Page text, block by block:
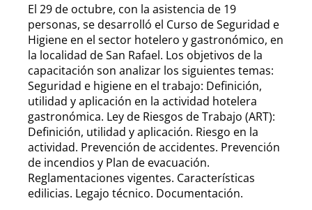
El 29 de octubre, con la asistencia de 19
personas, se desarrolló el Curso de Seguridad e
Higiene en el sector hotelero y gastronómico, en
la localidad de San Rafael. Los objetivos de la
capacitación son analizar los siguientes temas:
Seguridad e higiene en el trabajo: Definición,
utilidad y aplicación en la actividad hotelera
gastronómica. Ley de Riesgos de Trabajo (ART):
Definición, utilidad y aplicación. Riesgo en la
actividad. Prevención de accidentes. Prevención
de incendios y Plan de evacuación.
Reglamentaciones vigentes. Características
edilicias. Legajo técnico. Documentación.